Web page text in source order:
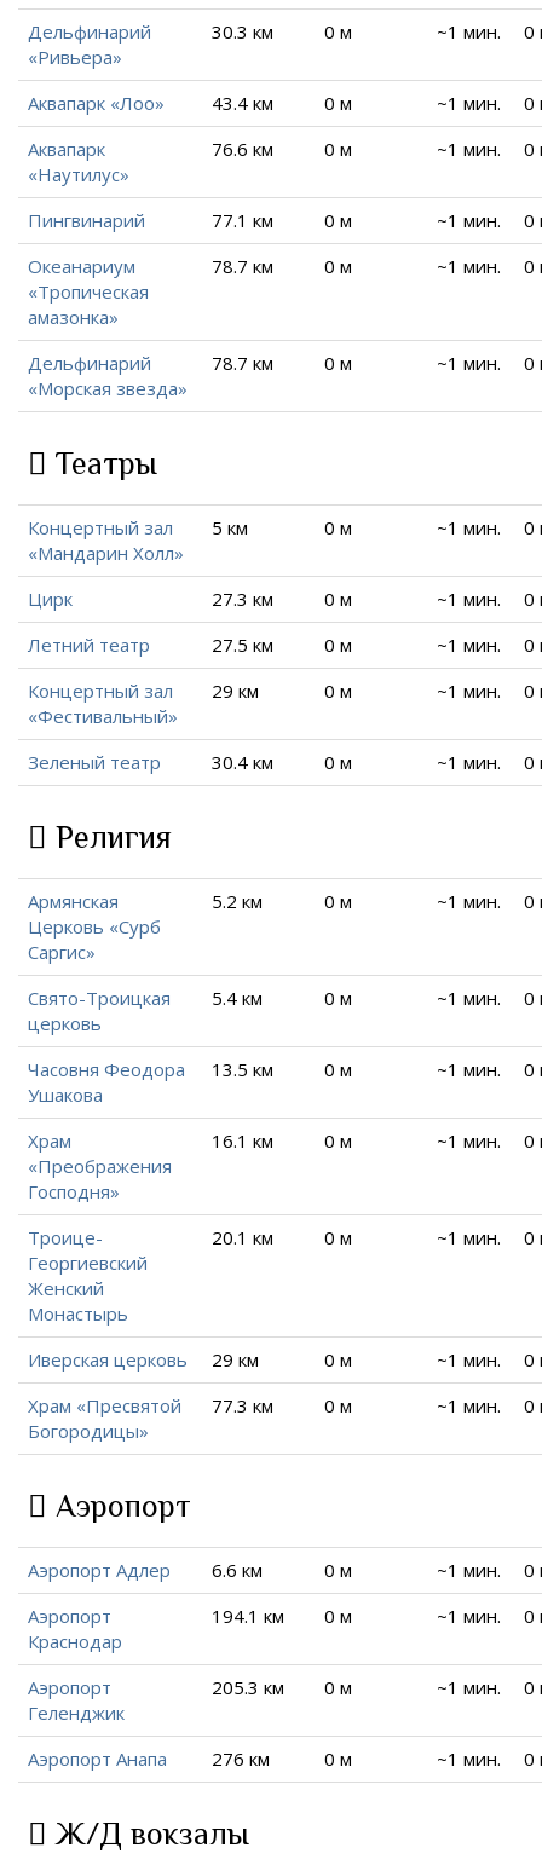
Дельфинарий
«Ривьера»
30.3 км 0 м ~1 мин. 0
Аквапарк «Лоо» 43.4 км 0 м ~1 мин.
0
Аквапарк
«Наутилус»
76.6 км 0 м ~1 мин. 0
Пингвинарий 77.1 км 0 м ~1 мин.
0
Океанариум
«Тропическая
амазонка»
78.7 км 0 м ~1 мин. 0
Дельфинарий
«Морская звезда»
78.7 км 0 м ~1 мин. 0
Театры
Концертный зал
«Мандарин Холл»
5 км 0 м ~1 мин. 0
Цирк 27.3 км 0 м ~1 мин.
0
Летний театр
27.5 км 0 м ~1 мин.
0
Концертный зал
«Фестивальный»
29 км 0 м ~1 мин. 0
Зеленый театр 30.4 км 0 м ~1 мин. 0
Религия
Армянская
Церковь «Сурб
Саргис»
5.2 км 0 м ~1 мин. 0
Свято-Троицкая
церковь
5.4 км 0 м ~1 мин. 0
Часовня Феодора
Ушакова
13.5 км 0 м ~1 мин. 0
Храм
«Преображения
Господня»
16.1 км 0 м ~1 мин. 0
Троице-
Георгиевский
Женский
Монастырь
20.1 км 0 м ~1 мин. 0
Иверская церковь 29 км 0 м ~1 мин.
0
Храм «Пресвятой
Богородицы»
77.3 км 0 м ~1 мин. 0
Аэропорт
Аэропорт Адлер 6.6 км 0 м ~1 мин.
0
Аэропорт
Краснодар
194.1 км 0 м ~1 мин. 0
Аэропорт
Геленджик
205.3 км 0 м ~1 мин. 0
Аэропорт Анапа 276 км 0 м ~1 мин. 0
Ж/Д вокзалы